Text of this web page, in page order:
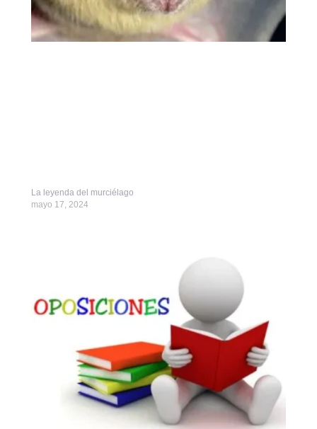
La leyenda del murciélago
mayo 17, 2024